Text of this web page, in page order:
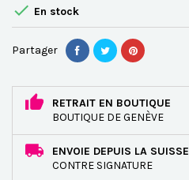
 En stock
Partager
RETRAIT EN BOUTIQUE
BOUTIQUE DE GENÈVE
ENVOIE DEPUIS LA SUISSE
CONTRE SIGNATURE